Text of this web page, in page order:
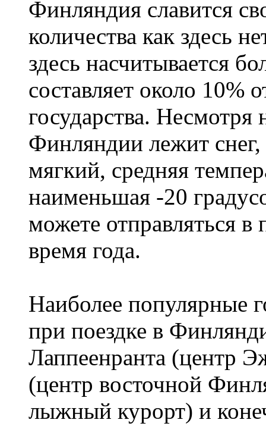
Финляндия славится
количества как здесь
здесь насчитывается
составляет около 10%
государства. Несмотря
Финляндии лежит
мягкий, средняя
наименьшая -20
можете отправляться
время года.
Наиболее популярные
при поездке в
Лаппеенранта (центр
(центр восточной
лыжный курорт) и